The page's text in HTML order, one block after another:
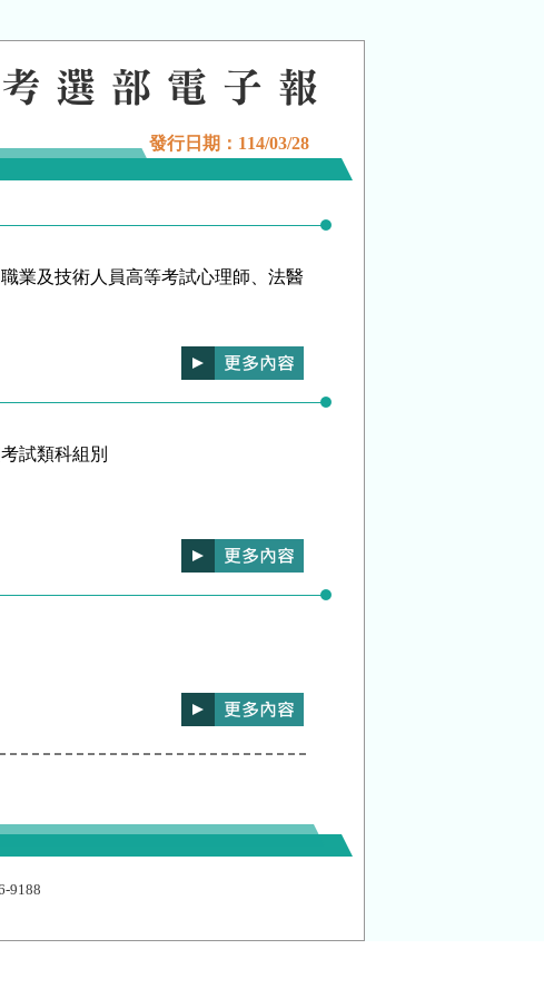
發行日期： 114/03/28
業及技術人員高等考試心理師、法醫
試類科組別
9188